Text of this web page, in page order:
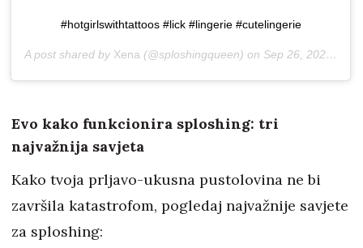
#hotgirlswithtattoos #lick #lingerie #cutelingerie
A post shared by Xena (@sploshingqueen) on Sep 26, 2020 at 8:48am PDT
Evo kako funkcionira sploshing: tri
najvažnija savjeta
Kako tvoja prljavo-ukusna pustolovina ne bi
završila katastrofom, pogledaj najvažnije savjete
za sploshing: